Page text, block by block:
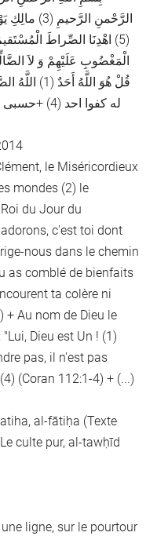
له کفوا احد
le Miséricordieux
mondes (2) le
du Jour du
c'est toi dont
nous dans le chemin
as comblé de bienfaits
ta colère ni
+ Au nom de Dieu le
Dieu est Un ! (1)
pas, il n'est pas
(Coran 112:1-4) + (...)
al-fātiḥa (Texte
culte pur, al-tawḥīd
ligne, sur le pourtour